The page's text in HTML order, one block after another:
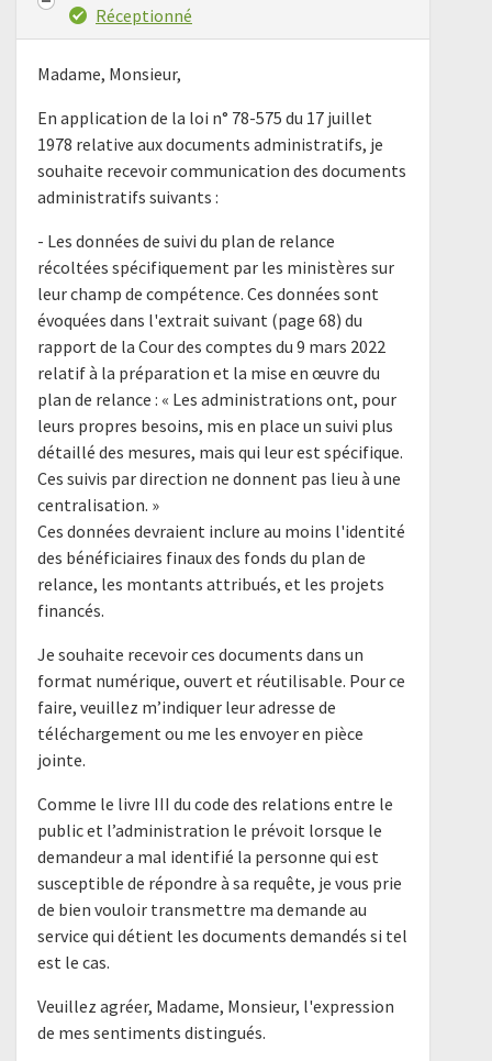
Réceptionné
Madame, Monsieur,
En application de la loi n° 78-575 du 17 juillet
1978 relative aux documents administratifs, je
souhaite recevoir communication des documents
administratifs suivants :
- Les données de suivi du plan de relance
récoltées spécifiquement par les ministères sur
leur champ de compétence. Ces données sont
évoquées dans l'extrait suivant (page 68) du
rapport de la Cour des comptes du 9 mars 2022
relatif à la préparation et la mise en œuvre du
plan de relance : « Les administrations ont, pour
leurs propres besoins, mis en place un suivi plus
détaillé des mesures, mais qui leur est spécifique.
Ces suivis par direction ne donnent pas lieu à une
centralisation. »
Ces données devraient inclure au moins l'identité
des bénéficiaires finaux des fonds du plan de
relance, les montants attribués, et les projets
financés.
Je souhaite recevoir ces documents dans un
format numérique, ouvert et réutilisable. Pour ce
faire, veuillez m’indiquer leur adresse de
téléchargement ou me les envoyer en pièce
jointe.
Comme le livre III du code des relations entre le
public et l’administration le prévoit lorsque le
demandeur a mal identifié la personne qui est
susceptible de répondre à sa requête, je vous prie
de bien vouloir transmettre ma demande au
service qui détient les documents demandés si tel
est le cas.
Veuillez agréer, Madame, Monsieur, l'expression
de mes sentiments distingués.